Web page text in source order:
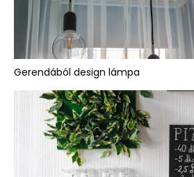
Gerendából design lámpa